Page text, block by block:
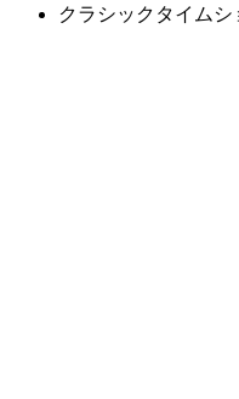
クラシックタイム